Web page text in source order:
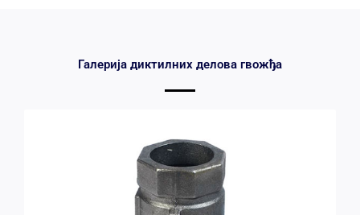
Галерија диктилних делова гвожђа